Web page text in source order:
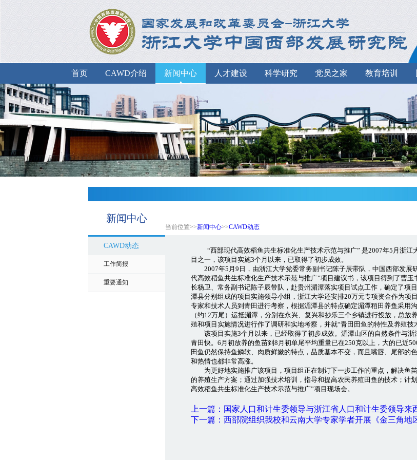
首页 CAWD介绍 新闻中心 人才建设 科学研究 党员之家 教育培训
新闻中心
当前位置>>新闻中心>>CAWD动态
CAWD动态
工作简报
重要通知
“西部现代高效稻鱼共生标准化生产技术示范与推广” 是2007年5月浙
目之一，该项目实施3个月以来，已取得了初步成效。
2007年5月9日，由浙江大学党委常务副书记陈子辰带队，中国西部发展
代高效稻鱼共生标准化生产技术示范与推广”项目建议书，该项目得到了曹
长杨卫、常务副书记陈子辰带队，赴贵州湄潭落实项目试点工作，确定了项
潭县分别组成的项目实施领导小组，浙江大学还安排20万元专项资金作为项
专家和技术人员到青田进行考察，根据湄潭县的特点确定湄潭稻田养鱼采用
（约12万尾）运抵湄潭，分别在永兴、复兴和抄乐三个乡镇进行投放，总
殖和项目实施情况进行作了调研和实地考察，并就“青田田鱼的特性及养殖技
该项目实施3个月以来，已经取得了初步成效。湄潭山区的自然条件与浙
青田快。6月初放养的鱼苗到8月初单尾平均重量已在250克以上，大的已近
田鱼仍然保持鱼鳞软、肉质鲜嫩的特点，品质基本不变，而且嘴唇、尾部的
和热情也都非常高涨。
为更好地实施推广该项目，项目组正在制订下一步工作的重点，解决鱼
的养殖生产方案；通过加强技术培训，指导和提高农民养殖田鱼的技术；计
高效稻鱼共生标准化生产技术示范与推广”项目现场会。
上一篇：国家人口和计生委领导与浙江省人口和计生委领导来
下一篇：西部院组织我校和云南大学专家学者开展《金三角地